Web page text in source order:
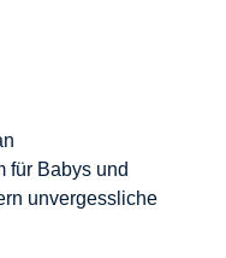
für Babys und
unvergessliche